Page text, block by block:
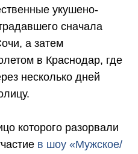
укушено-
сначала
а затем
в Краснодар, где
несколько дней
которого разорвали
в шоу «Мужское/